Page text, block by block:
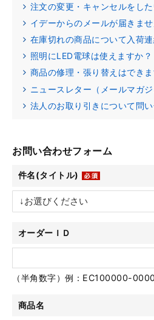
注文の変更・キャンセルをし
イデーからのメールが届きま
在庫切れの商品について入荷
照明にLED電球は使えますか？
商品の修理・張り替えはできま
ニュースレター（メールマガ
法人のお取り引きについて問
お問い合わせフォーム
件名(タイトル)
オーダーＩＤ
（半角数字）例：EC100000-
商品名